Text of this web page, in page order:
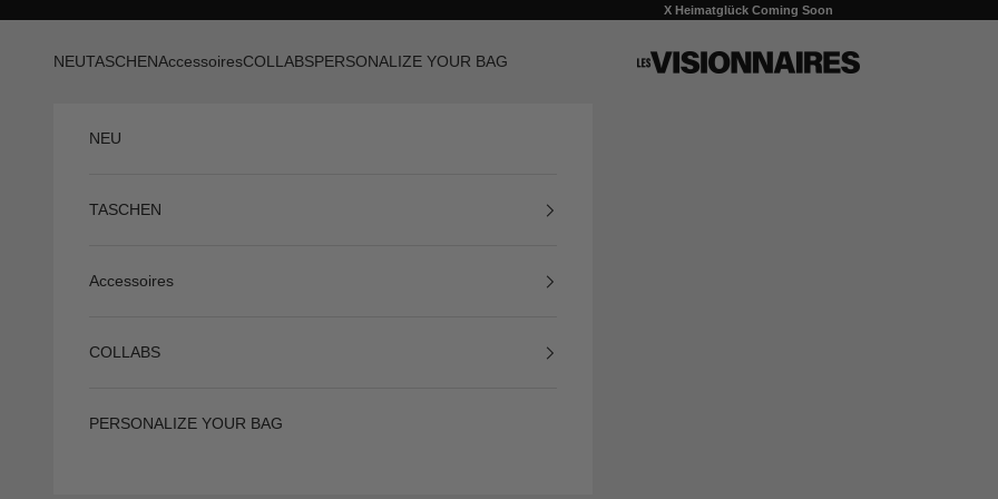
Zurück
X Heimatglück Coming Soon
LES VISIONNAIRES
NEUTASCHENAccessoiresCOLLABSPERSONALIZE YOUR BAG
NEU
TASCHEN
Accessoires
COLLABS
PERSONALIZE YOUR BAG